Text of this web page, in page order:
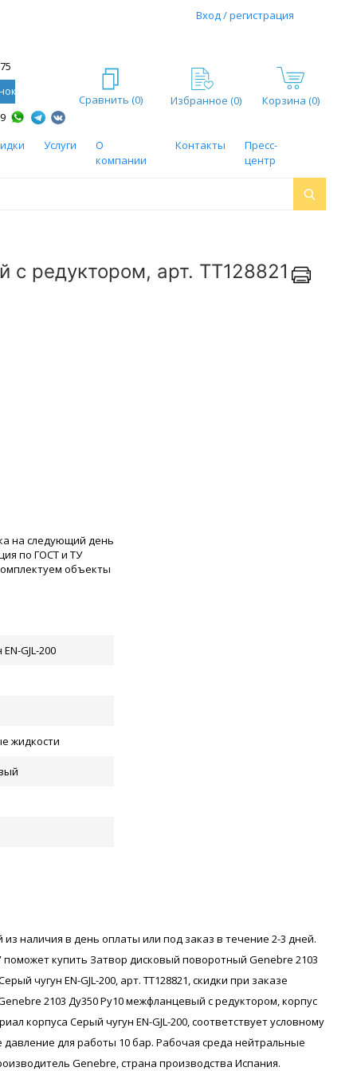
Вход / регистрация
Сравнить (0) Избранное (0) Корзина (0)
Услуги
О
компании
Контакты
Пресс-
центр
редуктором, арт. ТТ128821
на следующий день
по ГОСТ и ТУ
объекты
GJL-200
жидкости
наличия в день оплаты или под заказ в течение 2-3 дней.
купить Затвор дисковый поворотный Genebre 2103
чугун EN-GJL-200, арт. ТТ128821, скидки при заказе
2103 Ду350 Ру10 межфланцевый с редуктором, корпус
корпуса Серый чугун EN-GJL-200, соответствует условному
для работы 10 бар. Рабочая среда нейтральные
Genebre, страна производства Испания.